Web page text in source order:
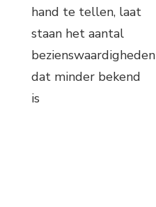
hand te tellen, laat
staan het aantal
bezienswaardigheden
dat minder bekend
is